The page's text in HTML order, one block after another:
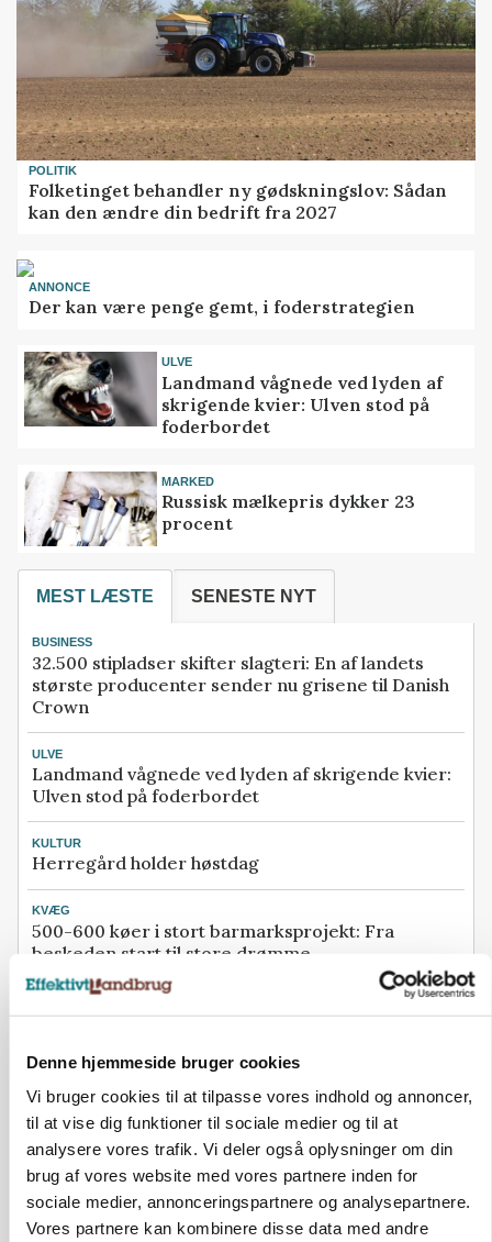
Denne hjemmeside bruger cookies
Vi bruger cookies til at tilpasse vores indhold og annoncer,
til at vise dig funktioner til sociale medier og til at
analysere vores trafik. Vi deler også oplysninger om din
brug af vores website med vores partnere inden for
sociale medier, annonceringspartnere og analysepartnere.
Vores partnere kan kombinere disse data med andre
POLITIK
Folketinget behandler ny gødskningslov: Sådan
kan den ændre din bedrift fra 2027
ANNONCE
Der kan være penge gemt, i foderstrategien
ULVE
Landmand vågnede ved lyden af
skrigende kvier: Ulven stod på
foderbordet
MARKED
Russisk mælkepris dykker 23
procent
MEST LÆSTE SENESTE NYT
BUSINESS
32.500 stipladser skifter slagteri: En af landets
største producenter sender nu grisene til Danish
Crown
ULVE
Landmand vågnede ved lyden af skrigende kvier:
Ulven stod på foderbordet
KULTUR
Herregård holder høstdag
KVÆG
500-600 køer i stort barmarksprojekt: Fra
beskeden start til store drømme
Efter salg af 3.000 søer: Vestfynsk
Se flere nyheder her
Annonce
Loading...